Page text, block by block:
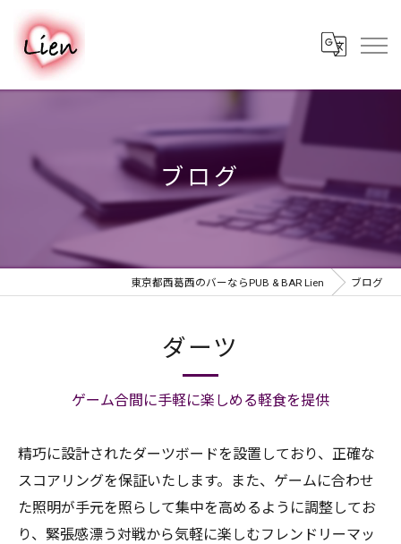
ブログ
東京都西葛西のバーならPUB & BAR Lien ブログ
ダーツ
ゲーム合間に手軽に楽しめる軽食を提供
精巧に設計されたダーツボードを設置しており、正確な
スコアリングを保証いたします。また、ゲームに合わせ
た照明が手元を照らして集中を高めるように調整してお
り、緊張感漂う対戦から気軽に楽しむフレンドリーマッ